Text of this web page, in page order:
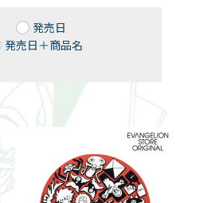
発売日
発売日＋商品名